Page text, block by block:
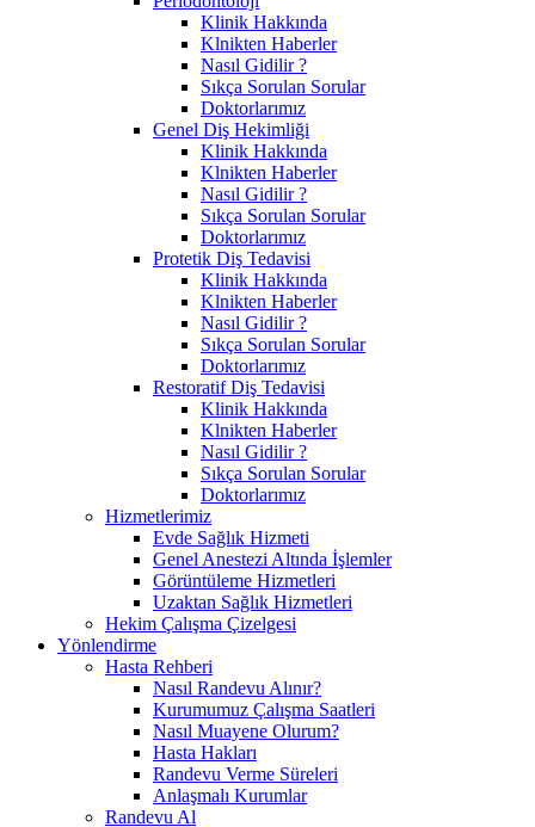
Klinik Hakkında
Klnikten Haberler
Nasıl Gidilir ?
Sıkça Sorulan Sorular
Doktorlarımız
Genel Diş Hekimliği
Klinik Hakkında
Klnikten Haberler
Nasıl Gidilir ?
Sıkça Sorulan Sorular
Doktorlarımız
Protetik Diş Tedavisi
Klinik Hakkında
Klnikten Haberler
Nasıl Gidilir ?
Sıkça Sorulan Sorular
Doktorlarımız
Restoratif Diş Tedavisi
Klinik Hakkında
Klnikten Haberler
Nasıl Gidilir ?
Sıkça Sorulan Sorular
Doktorlarımız
Hizmetlerimiz
Evde Sağlık Hizmeti
Genel Anestezi Altında İşlemler
Görüntüleme Hizmetleri
Uzaktan Sağlık Hizmetleri
Hekim Çalışma Çizelgesi
Yönlendirme
Hasta Rehberi
Nasıl Randevu Alınır?
Kurumumuz Çalışma Saatleri
Nasıl Muayene Olurum?
Hasta Hakları
Randevu Verme Süreleri
Anlaşmalı Kurumlar
Randevu Al